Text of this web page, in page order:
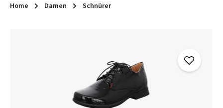
Home Damen Schnürer